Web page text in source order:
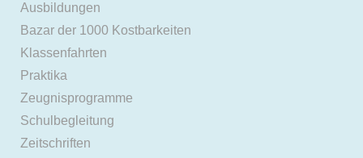
Ausbildungen
Bazar der 1000 Kostbarkeiten
Klassenfahrten
Praktika
Zeugnisprogramme
Schulbegleitung
Zeitschriften